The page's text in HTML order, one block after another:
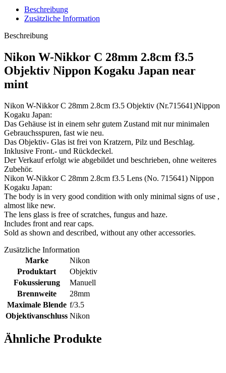
Beschreibung
Zusätzliche Information
Beschreibung
Nikon W-Nikkor C 28mm 2.8cm f3.5
Objektiv Nippon Kogaku Japan near
mint
Nikon W-Nikkor C 28mm 2.8cm f3.5 Objektiv (Nr.715641)Nippon
Kogaku Japan:
Das Gehäuse ist in einem sehr gutem Zustand mit nur minimalen
Gebrauchsspuren, fast wie neu.
Das Objektiv- Glas ist frei von Kratzern, Pilz und Beschlag.
Inklusive Front.- und Rückdeckel.
Der Verkauf erfolgt wie abgebildet und beschrieben, ohne weiteres
Zubehör.
Nikon W-Nikkor C 28mm 2.8cm f3.5 Lens (No. 715641) Nippon
Kogaku Japan:
The body is in very good condition with only minimal signs of use ,
almost like new.
The lens glass is free of scratches, fungus and haze.
Includes front and rear caps.
Sold as shown and described, without any other accessories.
Zusätzliche Information
Marke
Nikon
Produktart
Objektiv
Fokussierung
Manuell
Brennweite
28mm
Maximale Blende f/3.5
Objektivanschluss Nikon
Ähnliche Produkte